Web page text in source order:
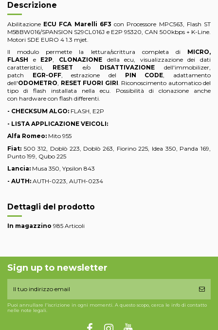
Descrizione
Abilitazione ECU FCA Marelli 6F3 con Processore MPC563, Flash ST
M58BW016/SPANSION S29CL016J e E2P 95320, CAN 500kbps + K-Line.
Motori SDE EURO 4 1.3 mjet.
Il modulo permette la lettura/scrittura completa di MICRO,
FLASH e E2P, CLONAZIONEdella ecu, visualizzazione dei dati
caratteristici, RESET e/o DISATTIVAZIONEdell'immobilizer,
patch EGR-OFF, estrazione del PIN CODE, adattamento
dell'ODOMETRO, RESET FUORI GIRI. Riconoscimento automatico del
tipo di flash installata nella ecu. Possibilità di clonazione anche
con hardware con flash differenti.
- CHECKSUM ALGO: FLASH, E2P
- LISTA APPLICAZIONE VEICOLI:
Alfa Romeo: Mito 955
Fiat: 500 312, Doblò 223, Doblò 263, Fiorino 225, Idea 350, Panda 169,
Punto 199, Qubo 225
Lancia: Musa 350, Ypsilon 843
- AUTH: AUTH-0223, AUTH-0234
Dettagli del prodotto
In magazzino 985 Articoli
Sign up to newsletter
Puoi annullare l'iscrizione in ogni momenti. A questo scopo, cerca le info di contatto
nelle note legali.